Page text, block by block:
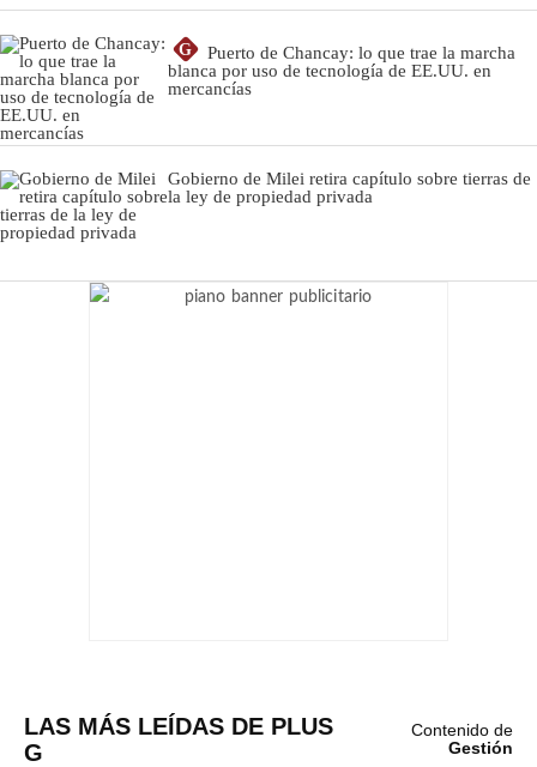
G
Puerto de Chancay: lo que trae la marcha
blanca por uso de tecnología de EE.UU. en
mercancías
Gobierno de Milei retira capítulo sobre tierras de
la ley de propiedad privada
LAS MÁS LEÍDAS DE PLUS
G
Contenido de
Gestión